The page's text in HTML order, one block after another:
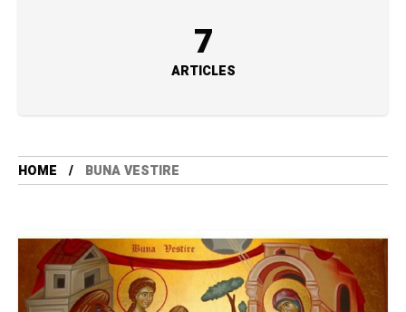
7
ARTICLES
HOME BUNA VESTIRE